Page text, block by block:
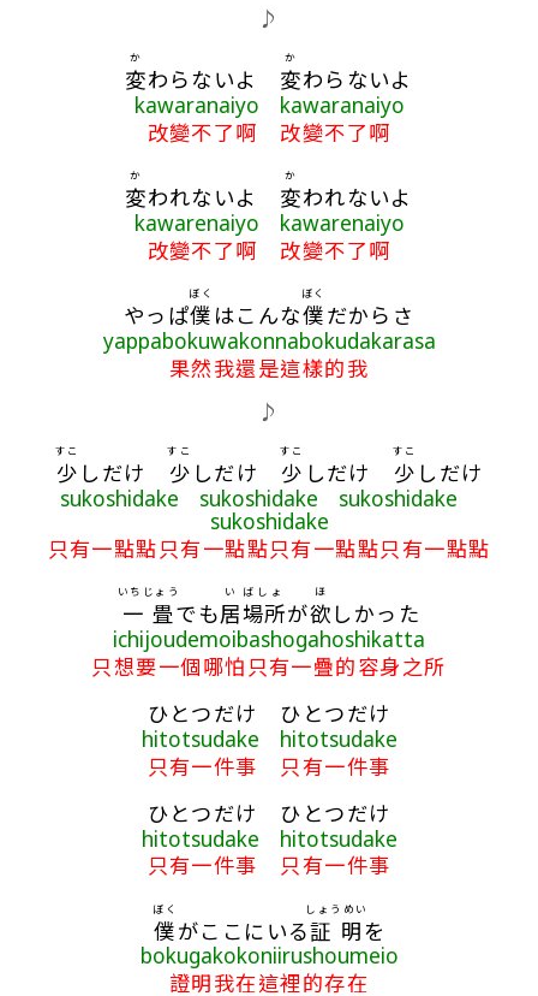
♪
変
か
わらないよ 変
か
わらないよ
kawaranaiyo kawaranaiyo
改變不了啊 改變不了啊
変
か
われないよ 変
か
われないよ
kawarenaiyo kawarenaiyo
改變不了啊 改變不了啊
やっぱ僕
ぼく
はこんな僕
ぼく
だからさ
yappabokuwakonnabokudakarasa
果然我還是這樣的我
♪
少
すこ
しだけ 少
すこ
しだけ 少
すこ
しだけ 少
すこ
しだけ
sukoshidake sukoshidake sukoshidake
sukoshidake
只有一點點只有一點點只有一點點只有一點點
一畳
いちじょう
でも居
い
場所
ばしょ
が欲
ほ
しかった
ichijoudemoibashogahoshikatta
只想要一個哪怕只有一疊的容身之所
ひとつだけ ひとつだけ
hitotsudake hitotsudake
只有一件事 只有一件事
ひとつだけ ひとつだけ
hitotsudake hitotsudake
只有一件事 只有一件事
僕
ぼく
がここにいる証明
しょうめい
を
bokugakokoniirushoumeio
證明我在這裡的存在